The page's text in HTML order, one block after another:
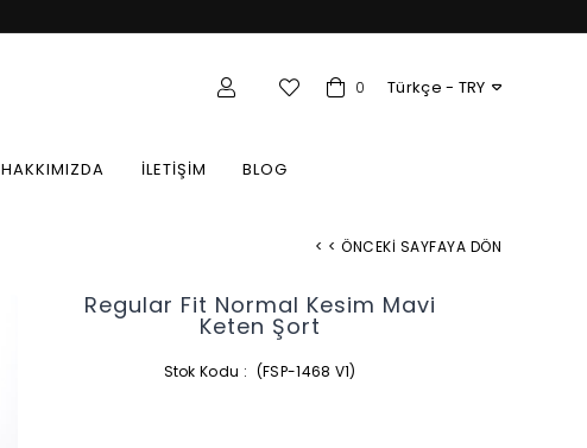
Türkçe - TRY
0
HAKKIMIZDA İLETİŞİM BLOG
< < ÖNCEKI SAYFAYA DÖN
Regular Fit Normal Kesim Mavi
Keten Şort
Stok Kodu (FSP-1468 V1)